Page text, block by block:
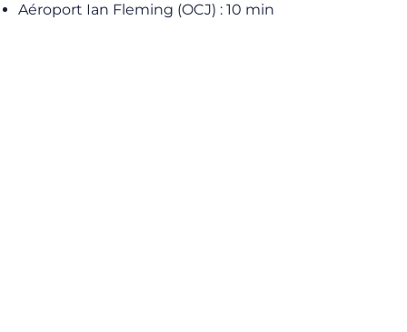
Aéroport Ian Fleming (OCJ) : 10 min